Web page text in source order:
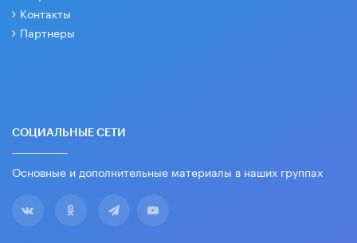
Контакты
Партнеры
СОЦИАЛЬНЫЕ СЕТИ
Основные и дополнительные материалы в наших группах